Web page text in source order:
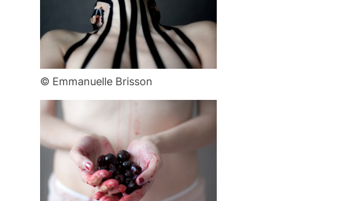
© Emmanuelle Brisson